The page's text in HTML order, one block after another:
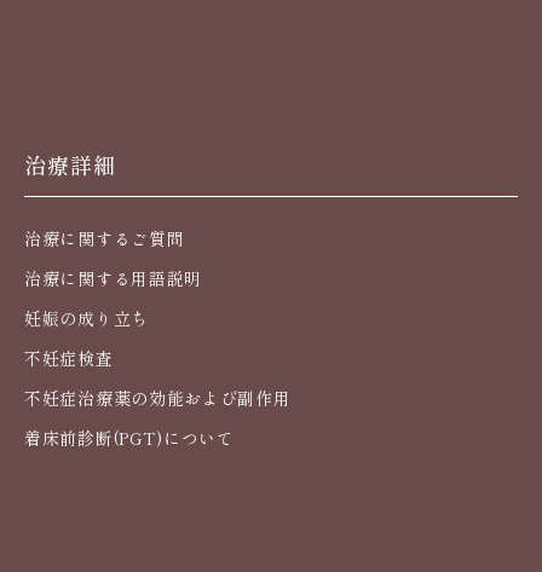
治療詳細
治療に関するご質問
治療に関する用語説明
妊娠の成り立ち
不妊症検査
不妊症治療薬の効能および副作用
着床前診断(PGT)について